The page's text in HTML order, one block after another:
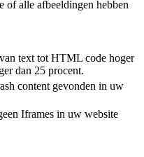
of alle afbeeldingen hebben
text tot HTML code hoger
dan 25 procent.
content gevonden in uw
Iframes in uw website